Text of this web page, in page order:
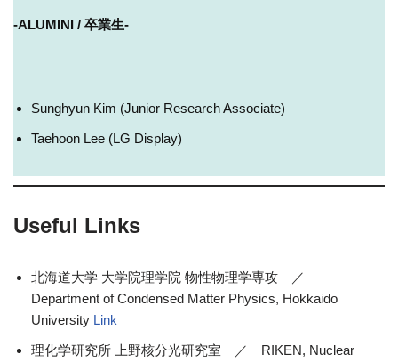
-ALUMINI / 卒業生-
Sunghyun Kim (Junior Research Associate)
Taehoon Lee (LG Display)
Useful Links
北海道大学 大学院理学院 物性物理学専攻 ／
Department of Condensed Matter Physics, Hokkaido
University Link
理化学研究所 上野核分光研究室 ／ RIKEN, Nuclear